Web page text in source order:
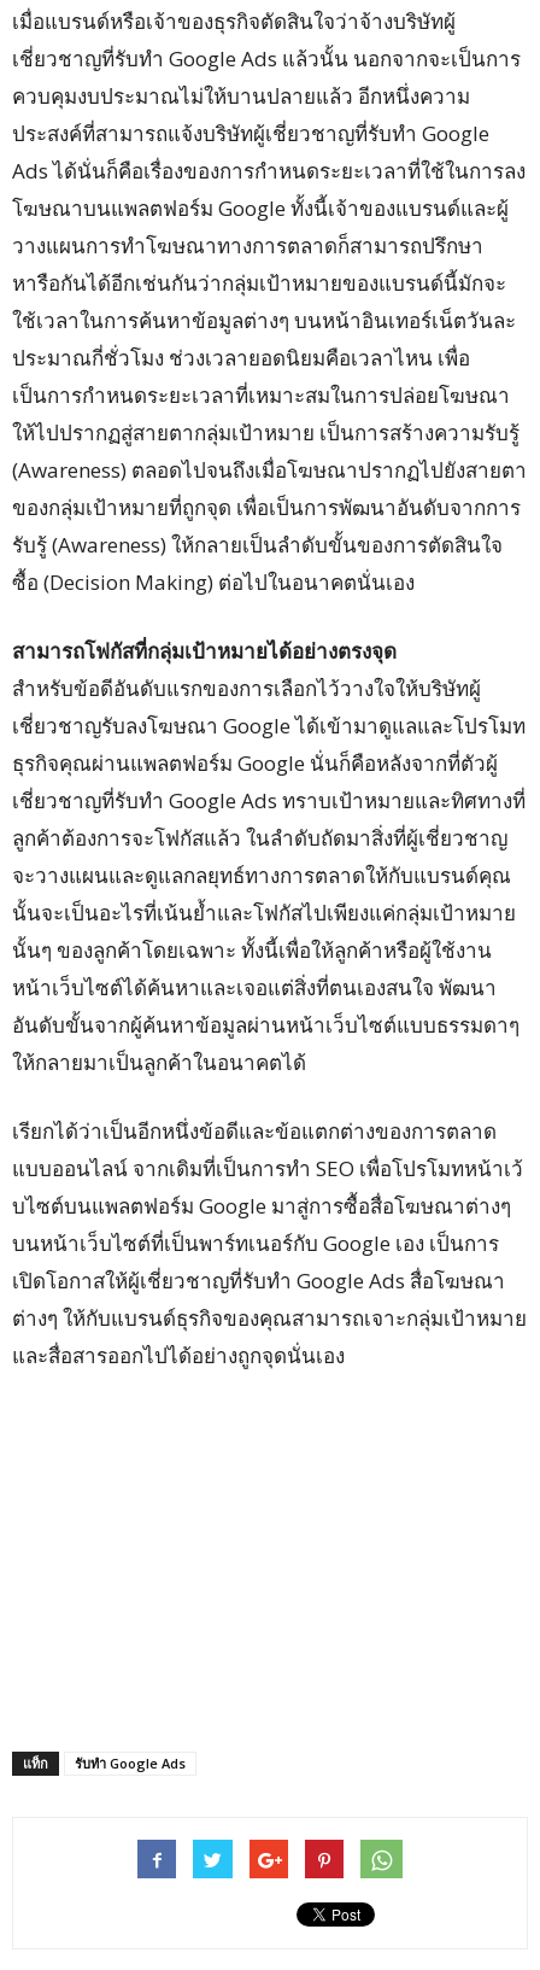
เมื่อแบรนด์หรือเจ้าของธุรกิจตัดสินใจว่าจ้างบริษัทผู้
เชี่ยวชาญที่รับทำ Google Ads แล้วนั้น นอกจากจะเป็นการ
ควบคุมงบประมาณไม่ให้บานปลายแล้ว อีกหนึ่งความ
ประสงค์ที่สามารถแจ้งบริษัทผู้เชี่ยวชาญที่รับทำ Google
Ads ได้นั่นก็คือเรื่องของการกำหนดระยะเวลาที่ใช้ในการลง
โฆษณาบนแพลตฟอร์ม Google ทั้งนี้เจ้าของแบรนด์และผู้
วางแผนการทำโฆษณาทางการตลาดก็สามารถปรึกษา
หารือกันได้อีกเช่นกันว่ากลุ่มเป้าหมายของแบรนด์นี้มักจะ
ใช้เวลาในการค้นหาข้อมูลต่างๆ บนหน้าอินเทอร์เน็ตวันละ
ประมาณกี่ชั่วโมง ช่วงเวลายอดนิยมคือเวลาไหน เพื่อ
เป็นการกำหนดระยะเวลาที่เหมาะสมในการปล่อยโฆษณา
ให้ไปปรากฏสู่สายตากลุ่มเป้าหมาย เป็นการสร้างความรับรู้
(Awareness) ตลอดไปจนถึงเมื่อโฆษณาปรากฏไปยังสายตา
ของกลุ่มเป้าหมายที่ถูกจุด เพื่อเป็นการพัฒนาอันดับจากการ
รับรู้ (Awareness) ให้กลายเป็นลำดับขั้นของการตัดสินใจ
ซื้อ (Decision Making) ต่อไปในอนาคตนั่นเอง
สามารถโฟกัสที่กลุ่มเป้าหมายได้อย่างตรงจุด
สำหรับข้อดีอันดับแรกของการเลือกไว้วางใจให้บริษัทผู้
เชี่ยวชาญรับลงโฆษณา Google ได้เข้ามาดูแลและโปรโมท
ธุรกิจคุณผ่านแพลตฟอร์ม Google นั่นก็คือหลังจากที่ตัวผู้
เชี่ยวชาญที่รับทำ Google Ads ทราบเป้าหมายและทิศทางที่
ลูกค้าต้องการจะโฟกัสแล้ว ในลำดับถัดมาสิ่งที่ผู้เชี่ยวชาญ
จะวางแผนและดูแลกลยุทธ์ทางการตลาดให้กับแบรนด์คุณ
นั้นจะเป็นอะไรที่เน้นย้ำและโฟกัสไปเพียงแค่กลุ่มเป้าหมาย
นั้นๆ ของลูกค้าโดยเฉพาะ ทั้งนี้เพื่อให้ลูกค้าหรือผู้ใช้งาน
หน้าเว็บไซต์ได้ค้นหาและเจอแต่สิ่งที่ตนเองสนใจ พัฒนา
อันดับขั้นจากผู้ค้นหาข้อมูลผ่านหน้าเว็บไซต์แบบธรรมดาๆ
ให้กลายมาเป็นลูกค้าในอนาคตได้
เรียกได้ว่าเป็นอีกหนึ่งข้อดีและข้อแตกต่างของการตลาด
แบบออนไลน์ จากเดิมที่เป็นการทำ SEO เพื่อโปรโมทหน้าเว้
บไซต์บนแพลตฟอร์ม Google มาสู่การซื้อสื่อโฆษณาต่างๆ
บนหน้าเว็บไซต์ที่เป็นพาร์ทเนอร์กับ Google เอง เป็นการ
เปิดโอกาสให้ผู้เชี่ยวชาญที่รับทำ Google Ads สื่อโฆษณา
ต่างๆ ให้กับแบรนด์ธุรกิจของคุณสามารถเจาะกลุ่มเป้าหมาย
และสื่อสารออกไปได้อย่างถูกจุดนั่นเอง
แท็ก รับทำ Google Ads